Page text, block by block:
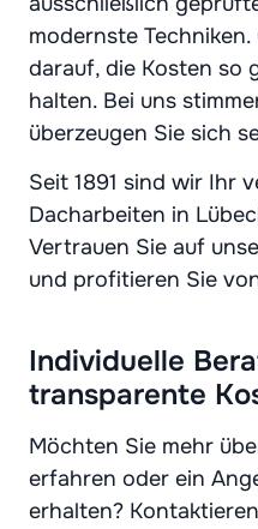
modernste
darauf, die Kosten so
halten. Bei uns
überzeugen Sie sich
Seit 1891 sind wir Ihr
Dacharbeiten in
Vertrauen Sie auf
und profitieren Sie
Individuelle
transparente
Möchten Sie mehr
erfahren oder ein
erhalten?